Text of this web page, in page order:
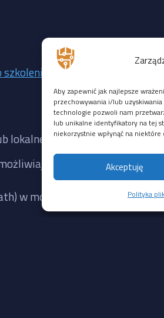
Aby zapewnić jak najlepsze
przechowywania i/lub
technologie pozwoli nam
lub unikalne identyfikatory na tej
niekorzystnie wpłynąć na
Akceptuję
Polityka
lokalnego dostępu:
wykonanie poleceń
w module HikCentral FocSign,